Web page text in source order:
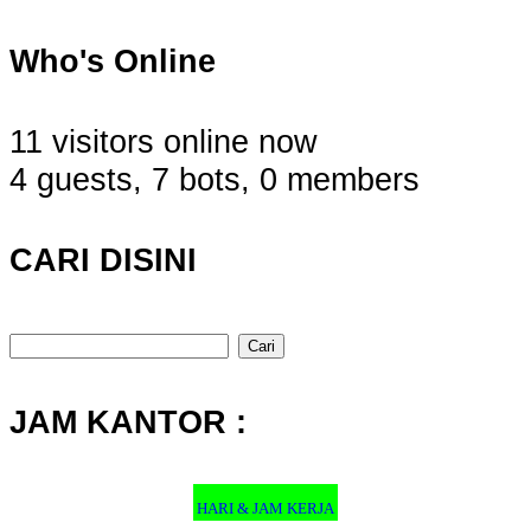
Who's Online
11 visitors online now
4 guests, 7 bots, 0 members
CARI DISINI
Cari
JAM KANTOR :
HARI & JAM KERJA